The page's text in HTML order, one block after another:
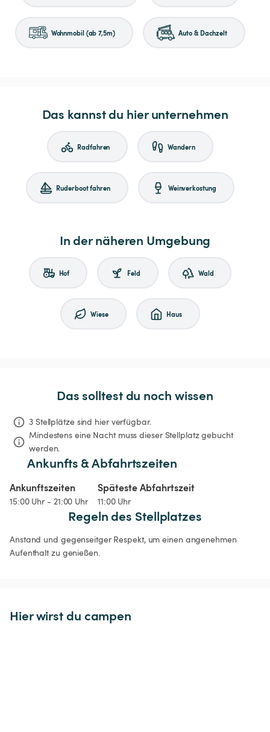
Wohnmobil (ab 7,5m) Auto & Dachzelt
Das kannst du hier unternehmen
Radfahren Wandern
Ruderboot fahren Weinverkostung
In der näheren Umgebung
Hof Feld Wald
Wiese Haus
Das solltest du noch wissen
3 Stellplätze sind hier verfügbar.
Mindestens eine Nacht muss dieser Stellplatz gebucht
werden.
Ankunfts & Abfahrtszeiten
Ankunftszeiten
15:00 Uhr - 21:00 Uhr
Späteste Abfahrtszeit
11:00 Uhr
Regeln des Stellplatzes
Anstand und gegenseitger Respekt, um einen angenehmen
Aufenthalt zu genießen.
Hier wirst du campen